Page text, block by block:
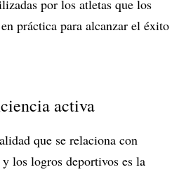
por los atletas que los
práctica para alcanzar el éxito
activa
que se relaciona con
los logros deportivos es la